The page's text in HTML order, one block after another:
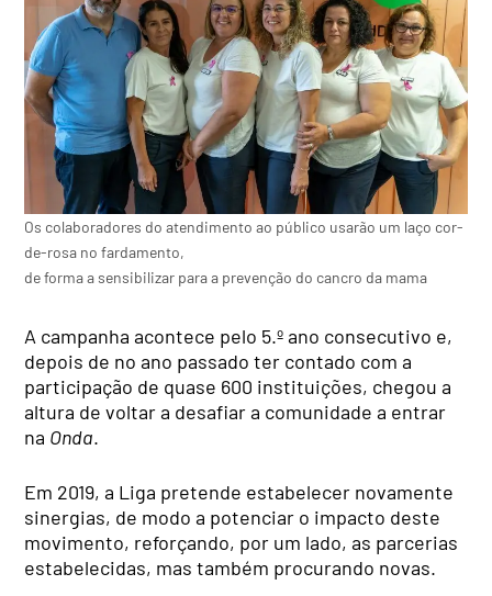
Os colaboradores do atendimento ao público usarão um laço cor-
de-rosa no fardamento,
de forma a sensibilizar para a prevenção do cancro da mama
A campanha acontece pelo 5.º ano consecutivo e,
depois de no ano passado ter contado com a
participação de quase 600 instituições, chegou a
altura de voltar a desafiar a comunidade a entrar
na Onda.
Em 2019, a Liga pretende estabelecer novamente
sinergias, de modo a potenciar o impacto deste
movimento, reforçando, por um lado, as parcerias
estabelecidas, mas também procurando novas.